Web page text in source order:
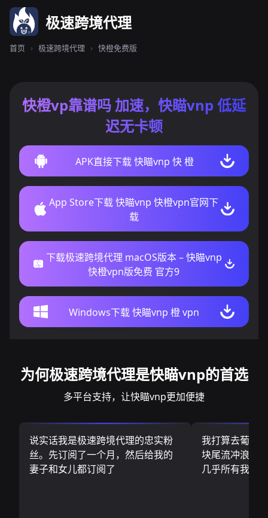
极速跨境代理
首页 › 极速跨境代理 › 快橙免费版
快橙vp靠谱吗 加速，快瞄vnp 低延
迟无卡顿
APK直接下载 快瞄vnp 快 橙
App Store下载 快瞄vnp 快橙vpn官网下
载
下载极速跨境代理 macOS版本 – 快瞄vnp
快橙vpn版免费 官方9
Windows下载 快瞄vnp 橙 vpn
为何极速跨境代理是快瞄vnp的首选
多平台支持，让快瞄vnp更加便捷
说实话我是极速跨境代理的忠实粉
丝。先订阅了一个月，然后给我的
妻子和女儿都订阅了
我打算去葡萄
块尾流冲浪板
几乎所有我需